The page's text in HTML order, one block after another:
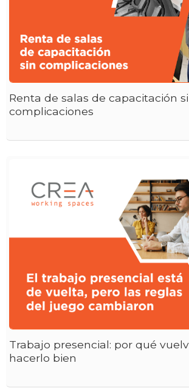
Renta de salas de capacitación
complicaciones
Trabajo presencial: por qué
hacerlo bien